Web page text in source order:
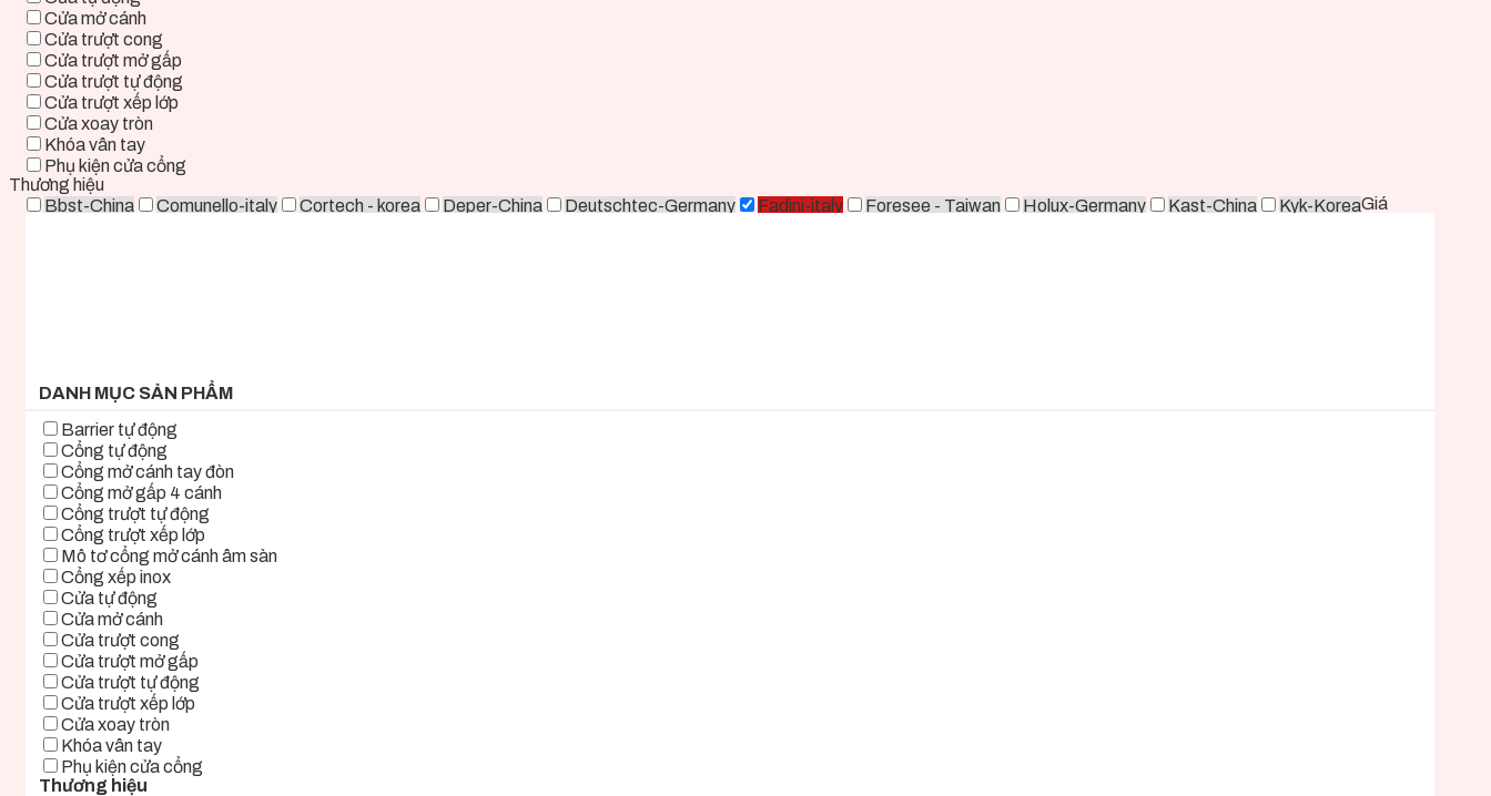
Cửa mở cánh
Cửa trượt cong
Cửa trượt mở gấp
Cửa trượt tự động
Cửa trượt xếp lớp
Cửa xoay tròn
Khóa vân tay
Phụ kiện cửa cổng
Thương hiệu
Bbst-China
Comunello-italy Cortech - korea Deper-China Deutschtec-Germany Fadini-italy Foresee - Taiwan Holux-Germany Kast-China
Kyk-KoreaGiá
DANH MỤC SẢN PHẨM
Barrier tự động
Cổng tự động
Cổng mở cánh tay đòn
Cổng mở gấp 4 cánh
Cổng trượt tự động
Cổng trượt xếp lớp
Mô tơ cổng mở cánh âm sàn
Cổng xếp inox
Cửa tự động
Cửa mở cánh
Cửa trượt cong
Cửa trượt mở gấp
Cửa trượt tự động
Cửa trượt xếp lớp
Cửa xoay tròn
Khóa vân tay
Phụ kiện cửa cổng
Thương hiệu